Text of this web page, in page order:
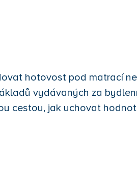
hotovost pod matrací
vydávaných za
cestou, jak uchovat